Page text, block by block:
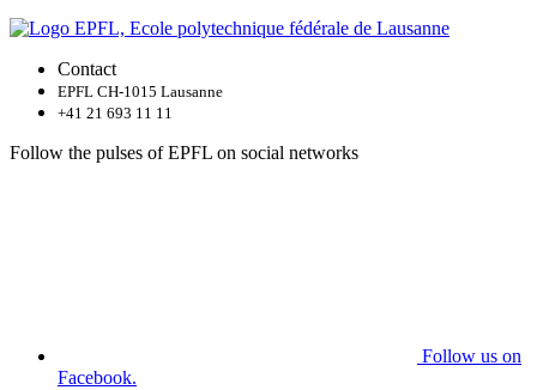
Contact
EPFL CH-1015 Lausanne
+41 21 693 11 11
Follow the pulses of EPFL on social networks
Follow us on
Facebook.